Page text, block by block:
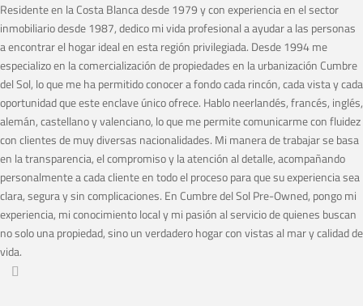
Residente en la Costa Blanca desde 1979 y con experiencia en el sector
inmobiliario desde 1987, dedico mi vida profesional a ayudar a las personas
a encontrar el hogar ideal en esta región privilegiada. Desde 1994 me
especializo en la comercialización de propiedades en la urbanización Cumbre
del Sol, lo que me ha permitido conocer a fondo cada rincón, cada vista y cada
oportunidad que este enclave único ofrece. Hablo neerlandés, francés, inglés,
alemán, castellano y valenciano, lo que me permite comunicarme con fluidez
con clientes de muy diversas nacionalidades. Mi manera de trabajar se basa
en la transparencia, el compromiso y la atención al detalle, acompañando
personalmente a cada cliente en todo el proceso para que su experiencia sea
clara, segura y sin complicaciones. En Cumbre del Sol Pre-Owned, pongo mi
experiencia, mi conocimiento local y mi pasión al servicio de quienes buscan
no solo una propiedad, sino un verdadero hogar con vistas al mar y calidad de
vida.